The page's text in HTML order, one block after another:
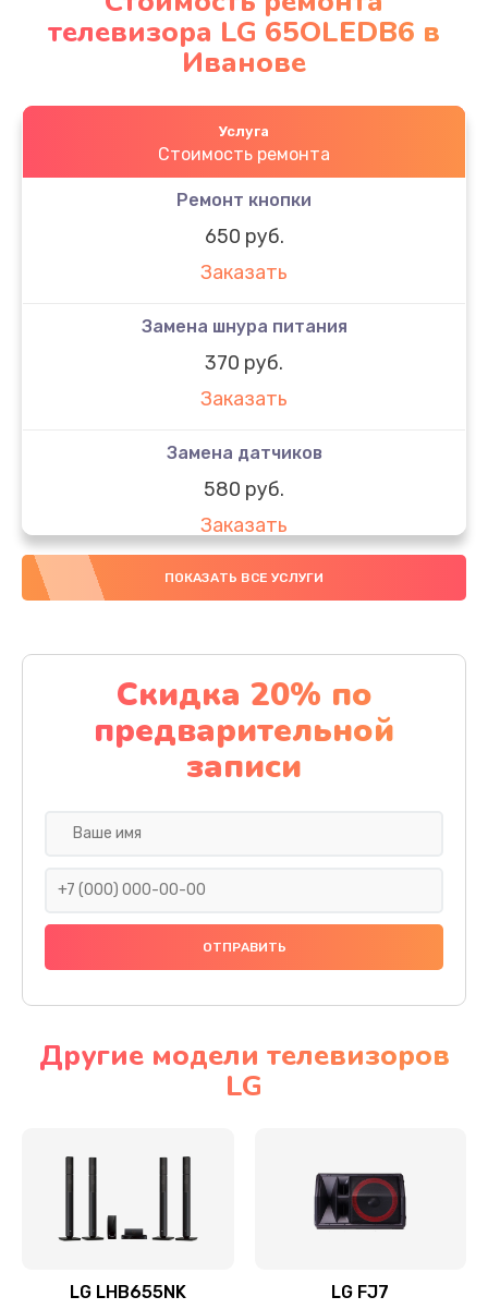
телевизора LG 65OLEDB6 в
Иванове
Услуга
Стоимость ремонта
Ремонт кнопки
650 руб.
Заказать
Замена шнура питания
370 руб.
Заказать
Замена датчиков
580 руб.
Заказать
Комплексная чистка
Заказать
Замена дисплея (экрана)
2000 руб.
Заказать
Ремонт платы электроники
Прошивка
Ремонт механики привода
Ремонт / замена кнопок, клавиш, индикаторов,
ПОКАЗАТЬ ВСЕ УСЛУГИ
Скидка 20% по
предварительной
записи
Другие модели телевизоров
LG
LG LHB655NK LG FJ7